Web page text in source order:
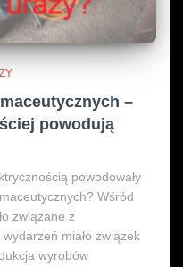
–
powodują
powodowały
Wśród
związane z
miało związek
wyrobów